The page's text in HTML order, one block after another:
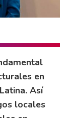
en
Así
locales